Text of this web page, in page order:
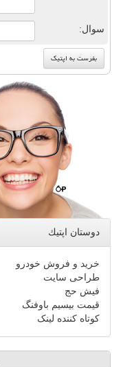
سوال:
دوستان اپتیك
خرید و فروش خودرو
طراحی سایت
فیش حج
قیمت بیسیم باوفنگ
کوتاه کننده لینک